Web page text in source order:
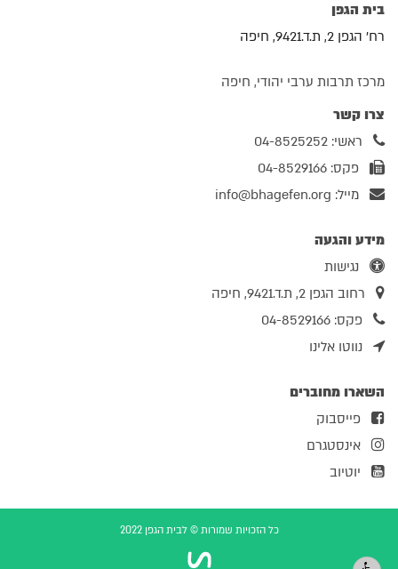
בית הגפן
רח' הגפן 2, ת.ד.9421, חיפה
מרכז תרבות ערבי יהודי, חיפה
צרו קשר
ראשי: 04-8525252
פקס: 04-8529166
מייל: info@bhagefen.org
מידע והגעה
נגישות
רחוב הגפן 2, ת.ד.9421, חיפה
פקס: 04-8529166
נווטו אלינו
השארו מחוברים
פייסבוק
אינסטגרם
יוטיוב
כל הזכויות שמורות © לבית הגפן 2022